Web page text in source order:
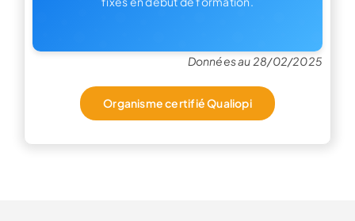
Données au 28/02/2025
Organisme certifié Qualiopi